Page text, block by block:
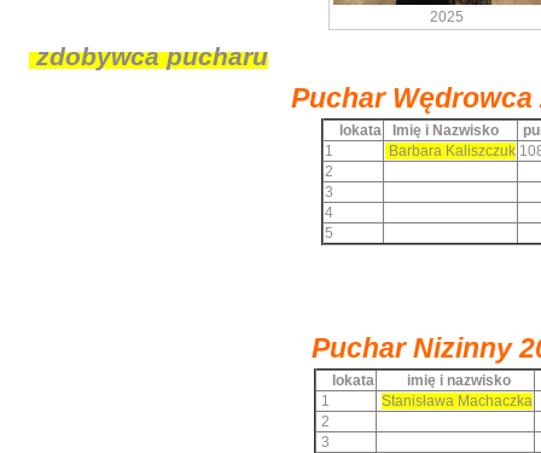
2025
zdobywca pucharu
Puchar Wędrowca
lokata Imię i Nazwisko
1
Barbara Kaliszczuk
2
3
4
5
Puchar Nizinny
lokata imię i nazwisko
1
Stanisława Machaczka
2
3